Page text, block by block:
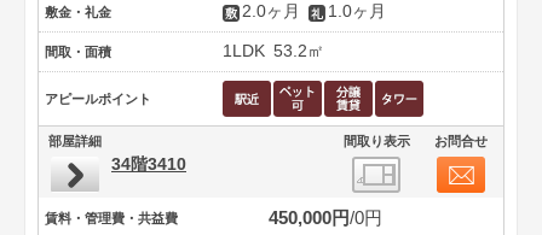
敷金・礼金 2.0ヶ月 1.0ヶ月
間取・面積 1LDK 53.2㎡
アピールポイント
部屋詳細 間取り表示 お問合せ
34階3410
賃料・管理費・共益費 450,000円 0円